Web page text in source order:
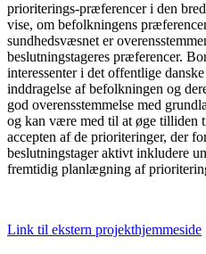
prioriterings-præferencer i den
vise, om befolkningens
sundhedsvæsnet er
beslutningstageres præferencer.
interessenter i det offentlige
inddragelse af befolkningen og
god overensstemmelse med
og kan være med til at øge tilliden
accepten af de prioriteringer, der
beslutningstager aktivt inkludere
fremtidig planlægning af
Link til ekstern projekthjemmeside